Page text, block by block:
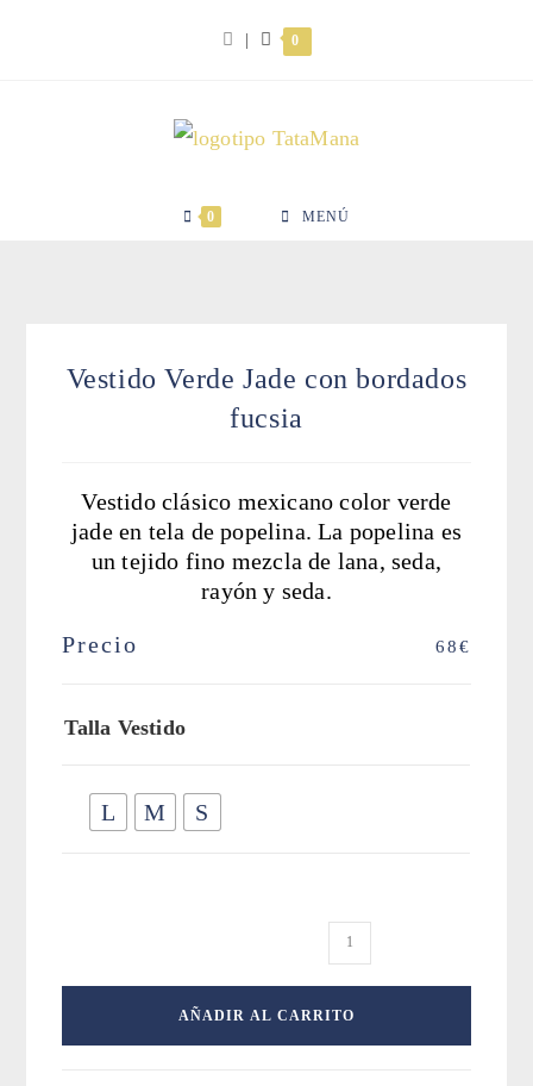
| 0
0 MENÚ
Vestido Verde Jade con bordados
fucsia
Vestido clásico mexicano color verde
jade en tela de popelina. La popelina es
un tejido fino mezcla de lana, seda,
rayón y seda.
Precio 68€
Talla Vestido
L M S
Vestido
Verde
con
AÑADIR AL CARRITO